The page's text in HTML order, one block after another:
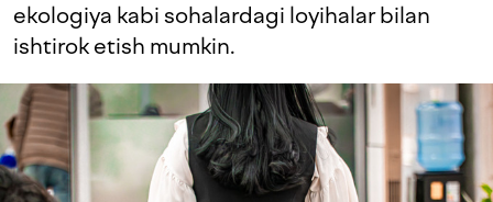
ekologiya kabi sohalardagi loyihalar bilan
ishtirok etish mumkin.